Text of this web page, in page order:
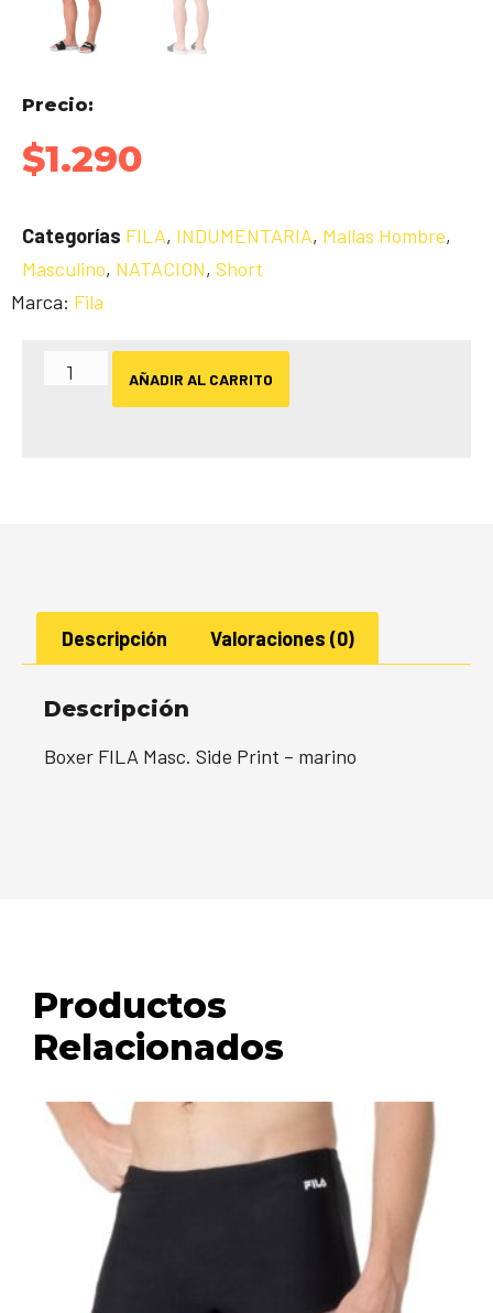
Precio:
$1.290
Categorías FILA, INDUMENTARIA, Mallas Hombre,
Masculino, NATACION, Short
Marca: Fila
AÑADIR AL CARRITO
Descripción Valoraciones (0)
Descripción
Boxer FILA Masc. Side Print – marino
Productos
Relacionados